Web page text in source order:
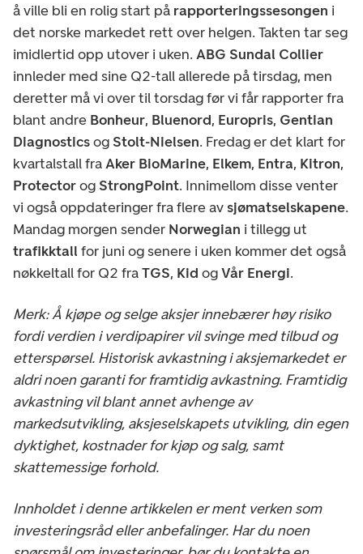
å ville bli en rolig start på rapporteringssesongen i
det norske markedet rett over helgen. Takten tar seg
imidlertid opp utover i uken. ABG Sundal Collier
innleder med sine Q2-tall allerede på tirsdag, men
deretter må vi over til torsdag før vi får rapporter fra
blant andre Bonheur, Bluenord, Europris, Gentian
Diagnosticsog Stolt-Nielsen. Fredag er det klart for
kvartalstall fraAker BioMarine, Elkem, Entra, Kitron,
Protectorog StrongPoint. Innimellom disse venter
vi også oppdateringer fra flere avsjømatselskapene.
Mandag morgen sender Norwegian i tillegg ut
trafikktall for juni og senere i uken kommer det også
nøkkeltall for Q2 fraTGS, Kid ogVår Energi.
Merk: Å kjøpe og selge aksjer innebærer høy risiko
fordi verdien i verdipapirer vil svinge med tilbud og
etterspørsel. Historisk avkastning i aksjemarkedet er
aldri noen garanti for framtidig avkastning. Framtidig
avkastning vil blant annet avhenge av
markedsutvikling, aksjeselskapets utvikling, din egen
dyktighet, kostnader for kjøp og salg, samt
skattemessige forhold.
Innholdet i denne artikkelen er ment verken som
investeringsråd eller anbefalinger. Har du noen